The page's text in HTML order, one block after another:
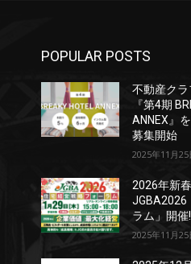
POPULAR POSTS
不動産クラ
『第4期
ANNEX』
募集開始
2025年11月25
2026年新
JGBA2026
ラム」開催!
2025年11月25